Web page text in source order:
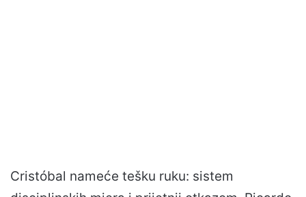
Cristóbal nameće tešku ruku: sistem